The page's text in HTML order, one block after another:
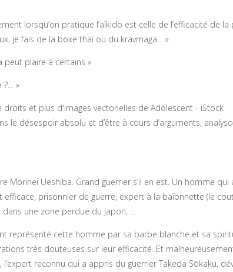
lorsqu’on pratique l’aïkido est celle de l’efficacité de
je fais de la boxe thaï ou du kravmaga… »
peut plaire à certains »
?… »
le désespoir absolu et d’être à cours d’arguments,
Morihei Ueshiba. Grand guerrier s’il en est. Un homme
prisonnier de guerre, expert à la baïonnette (le
dans une zone perdue du japon, …
représenté cette homme par sa barbe blanche et sa
très douteuses sur leur efficacité. Et
reconnu qui a appris du guerrier Takeda Sōkaku,